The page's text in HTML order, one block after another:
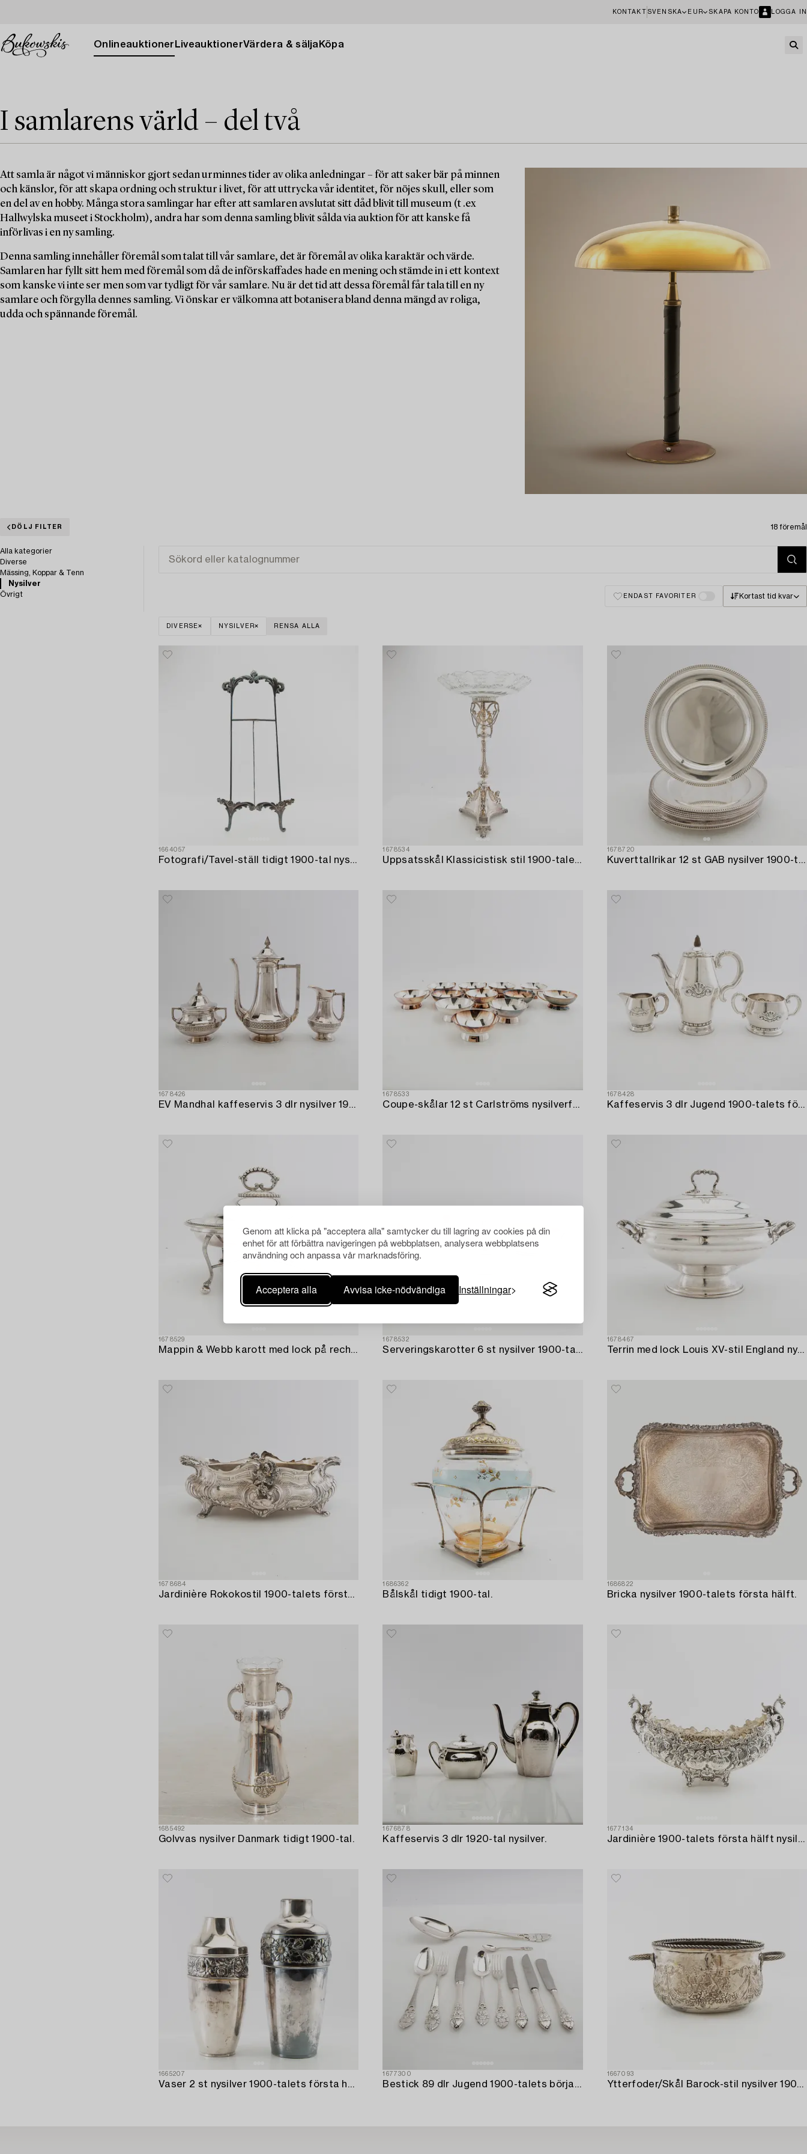
Genom att klicka på "acceptera alla" samtycker du till lagring av cookies på din
enhet för att förbättra navigeringen på webbplatsen, analysera webbplatsens
användning och anpassa vår marknadsföring.
Acceptera alla Avvisa icke-nödvändiga Inställningar
KONTAKT SVENSKA EUR SKAPA KONTO LOGGA IN
Onlineauktioner LiveauktionerVärdera & sälja Köpa
I samlarens värld – del två
Att samla är något vi människor gjort sedan urminnes tider av olika anledningar – för att saker bär på minnen
och känslor, för att skapa ordning och struktur i livet, för att uttrycka vår identitet, för nöjes skull, eller som
en del av en hobby. Många stora samlingar har efter att samlaren avslutat sitt dåd blivit till museum (t .ex
Hallwylska museet i Stockholm), andra har som denna samling blivit sålda via auktion för att kanske få
införlivas i en ny samling.
Denna samling innehåller föremål som talat till vår samlare, det är föremål av olika karaktär och värde.
Samlaren har fyllt sitt hem med föremål som då de införskaffades hade en mening och stämde in i ett kontext
som kanske vi inte ser men som var tydligt för vår samlare. Nu är det tid att dessa föremål får tala till en ny
samlare och förgylla dennes samling. Vi önskar er välkomna att botanisera bland denna mängd av roliga,
udda och spännande föremål.
DÖLJ FILTER 18 föremål
Alla kategorier
Diverse
Mässing, Koppar & Tenn
Nysilver
Övrigt
ENDAST FAVORITER Kortast tid kvar
DIVERSE NYSILVER RENSA ALLA
1664057
Fotografi/Tavel-ställ tidigt 1900-tal nysilver.
1678534
Uppsatsskål Klassicistisk stil 1900-talets första hälft nysilver och glas.
1678720
Kuverttallrikar 12 st GAB nysilver 1900-talets mitt.
1678426
EV Mandhal kaffeservis 3 dlr nysilver 1900-talets mitt.
1678533
Coupe-skålar 12 st Carlströms nysilverfabrik 1900-tlaets första hälft nysilver.
1678428
Kaffeservis 3 dlr Jugend 1900-talets första hälft nysilver.
1678529
Mappin & Webb karott med lock på rechaud nysilver England 1900-talets första hälft.
1678532
Serveringskarotter 6 st nysilver 1900-talets första hälft/mitt.
1678467
Terrin med lock Louis XV-stil England nysilver 1900-talets första hälft.
1678684
Jardinière Rokokostil 1900-talets första hälft nysilver.
1686362
Bålskål tidigt 1900-tal.
1686822
Bricka nysilver 1900-talets första hälft.
1685492
Golvvas nysilver Danmark tidigt 1900-tal.
1676878
Kaffeservis 3 dlr 1920-tal nysilver.
1677134
Jardinière 1900-talets första hälft nysilver.
1665207
Vaser 2 st nysilver 1900-talets första hälft.
1677300
Bestick 89 dlr Jugend 1900-talets början märkta AE&Co nysilver.
1667093
Ytterfoder/Skål Barock-stil nysilver 1900-talets första hälft.